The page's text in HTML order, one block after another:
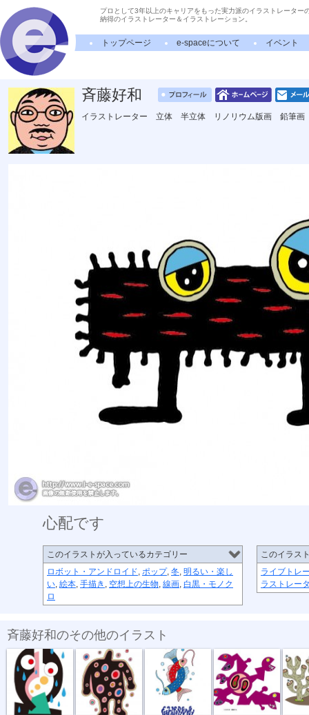
プロとして3年以上のキャリアをもった実力派のイラストレーター
納得のイラストレーター＆イラストレーション。
トップページ e-spaceについて イベント
斉藤好和
イラストレーター 立体 半立体 リノリウム版画 鉛筆画
心配です
このイラストが入っているカテゴリー
ロボット・アンドロイド, ポップ, 冬, 明るい・楽し
い, 絵本, 手描き , 空想上の生物, 線画, 白黒・モノク
ロ
このイラス
ライブトレ
ラストレー
斉藤好和のその他のイラスト
傘がない 正体不明 深海の恋
話し合い オハヨーゴザ... 噂の出所 風祭り ハイ